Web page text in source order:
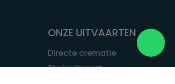
ONZE UITVAARTEN
Directe crematie
Thuisuitvaart